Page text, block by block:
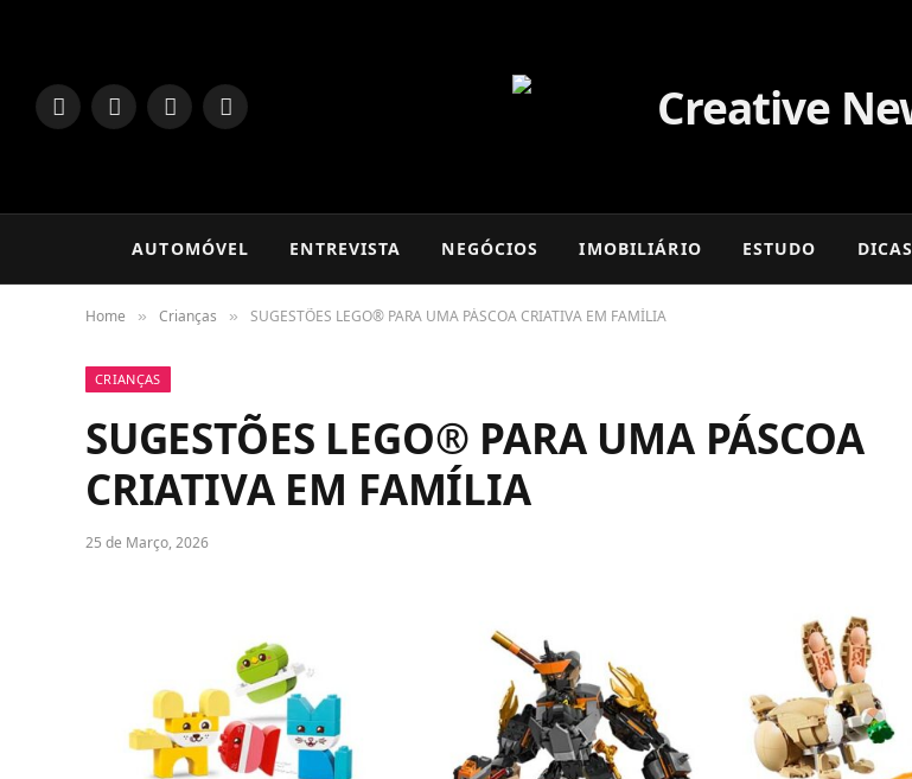
LinkedInFacebookInstagram
TikTok
AUTOMÓVEL ENTREVISTA NEGÓCIOS IMOBILIÁRIO ESTUDO DICAS
Home » Crianças » SUGESTÕES LEGO® PARA UMA PÁSCOA CRIATIVA EM FAMÍLIA
CRIANÇAS
SUGESTÕES LEGO® PARA UMA PÁSCOA
CRIATIVA EM FAMÍLIA
25 de Março, 2026